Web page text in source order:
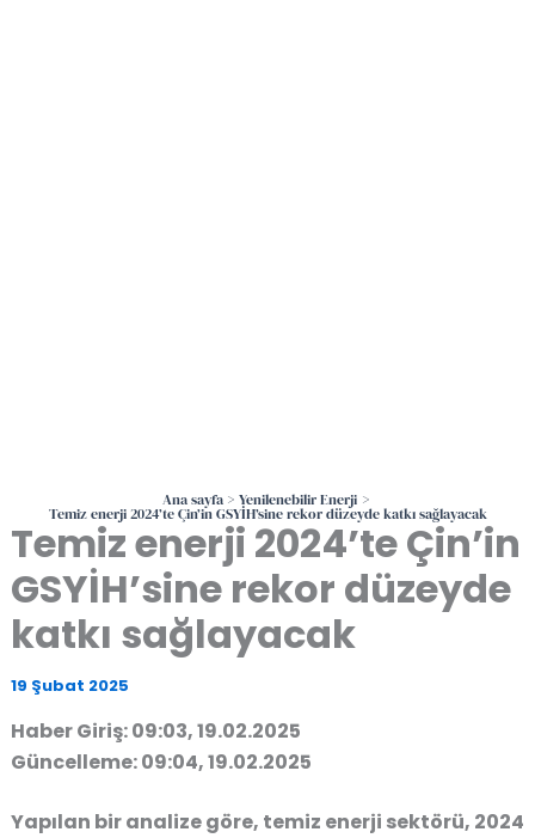
Ana sayfa Yenilenebilir Enerji
Temiz enerji 2024’te Çin’in GSYİH’sine rekor düzeyde katkı sağlayacak
Temiz enerji 2024’te Çin’in
GSYİH’sine rekor düzeyde
katkı sağlayacak
19 Şubat 2025
Haber Giriş: 09:03, 19.02.2025
Güncelleme: 09:04, 19.02.2025
Yapılan bir analize göre, temiz enerji sektörü, 2024